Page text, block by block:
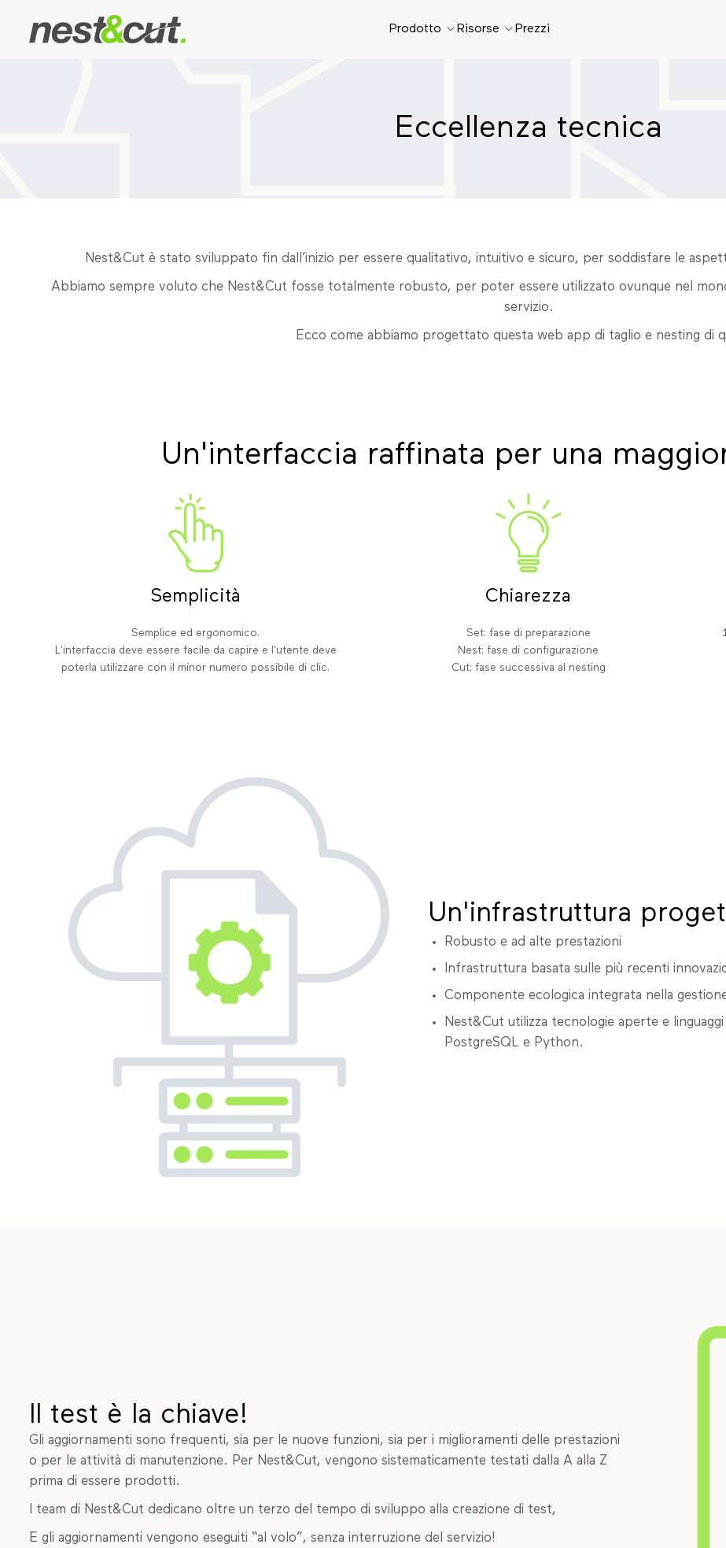
Prodotto Risorse Prezzi
Eccellenza tecnica
Nest&Cut è stato sviluppato fin dall’inizio per essere qualitativo, intuitivo e sicuro, per soddisfare le
Abbiamo sempre voluto che Nest&Cut fosse totalmente robusto, per poter essere utilizzato ovunque nel
servizio.
Ecco come abbiamo progettato questa web app di taglio e nesting di
Un'interfaccia raffinata per una
Semplicità
Semplice ed ergonomico.
L'interfaccia deve essere facile da capire e l'utente deve
poterla utilizzare con il minor numero possibile di clic.
Chiarezza
Set: fase di preparazione
Nest: fase di configurazione
Cut: fase successiva al nesting
Un'infrastruttura
Robusto e ad alte prestazioni
Infrastruttura basata sulle più recenti
Componente ecologica integrata nella
Nest&Cut utilizza tecnologie aperte e
PostgreSQL e Python.
Il test è la chiave!
Gli aggiornamenti sono frequenti, sia per le nuove funzioni, sia per i miglioramenti delle prestazioni
o per le attività di manutenzione. Per Nest&Cut, vengono sistematicamente testati dalla A alla Z
prima di essere prodotti.
I team di Nest&Cut dedicano oltre un terzo del tempo di sviluppo alla creazione di test,
E gli aggiornamenti vengono eseguiti “al volo”, senza interruzione del servizio!